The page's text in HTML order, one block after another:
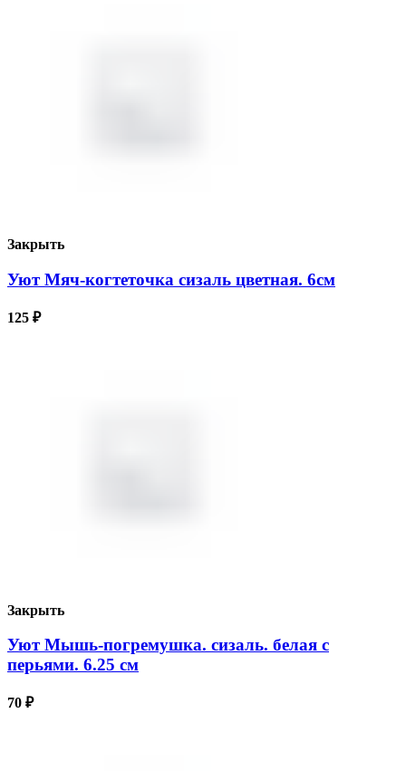
Закрыть
Уют Мяч-когтеточка сизаль цветная. 6см
125 ₽
Закрыть
Уют Мышь-погремушка. сизаль. белая с
перьями. 6.25 см
70 ₽